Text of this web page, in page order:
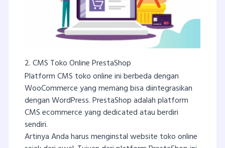
2. CMS Toko Online PrestaShop
Platform CMS toko online ini berbeda dengan
WooCommerce yang memang bisa diintegrasikan
dengan WordPress. PrestaShop adalah platform
CMS ecommerce yang dedicated atau berdiri
sendiri.
Artinya Anda harus menginstal website toko online